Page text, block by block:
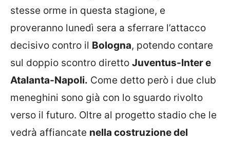
stesse orme in questa stagione, e
proveranno lunedì sera a sferrare l’attacco
decisivo contro il Bologna, potendo contare
sul doppio scontro diretto Juventus-Inter e
Atalanta-Napoli. Come detto però i due club
meneghini sono già con lo sguardo rivolto
verso il futuro. Oltre al progetto stadio che le
vedrà affiancate nella costruzione del